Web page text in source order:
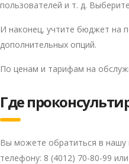
пользователей и т. д.
И наконец, учтите бюджет на
дополнительных опций.
По ценам и тарифам на
Где
Вы можете обратиться в нашу
телефону: 8 (4012) 70-80-99